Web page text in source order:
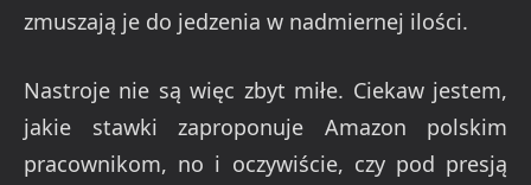
zmuszają je do jedzenia w nadmiernej ilości.
Nastroje nie są więc zbyt miłe. Ciekaw jestem,
jakie stawki zaproponuje Amazon polskim
pracownikom, no i oczywiście, czy pod presją